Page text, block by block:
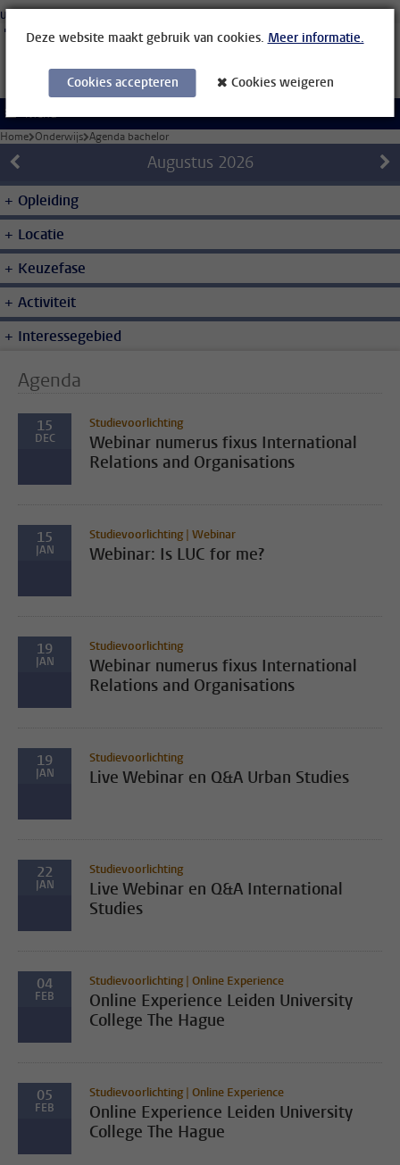
Universiteit Leiden
Menu
Home Onderwijs Agenda bachelor
Augustus 2026
Opleiding
Locatie
Keuzefase
Activiteit
Interessegebied
Agenda
15
DEC
Studievoorlichting
Webinar numerus fixus International
Relations and Organisations
15
JAN
Studievoorlichting | Webinar
Webinar: Is LUC for me?
19
JAN
Studievoorlichting
Webinar numerus fixus International
Relations and Organisations
19
JAN
Studievoorlichting
Live Webinar en Q&A Urban Studies
22
JAN
Studievoorlichting
Live Webinar en Q&A International
Studies
04
FEB
Studievoorlichting | Online Experience
Online Experience Leiden University
College The Hague
05
FEB
Studievoorlichting | Online Experience
Online Experience Leiden University
College The Hague
Deze website maakt gebruik van cookies. Meer informatie.
Cookies accepteren Cookies weigeren